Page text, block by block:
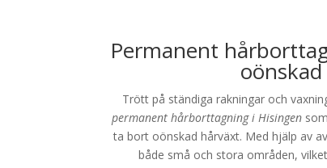
Permanent
Trött på ständiga rakningar och
permanent hårborttagning i Hisingen
ta bort oönskad hårväxt. Med hjälp av
både små och stora områden,